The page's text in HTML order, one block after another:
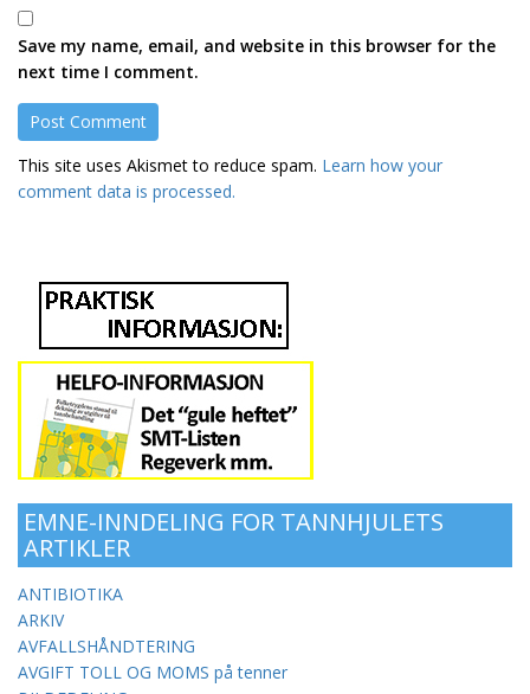
Save my name, email, and website in this browser for the
next time I comment.
This site uses Akismet to reduce spam. Learn how your
comment data is processed.
EMNE-INNDELING FOR TANNHJULETS
ARTIKLER
ANTIBIOTIKA
ARKIV
AVFALLSHÅNDTERING
AVGIFT TOLL OG MOMS på tenner